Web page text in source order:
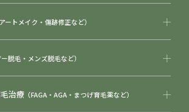
アートメイク・傷跡修正など）
ー脱毛・メンズ脱毛など）
治療 （FAGA・AGA・まつげ育毛薬など）